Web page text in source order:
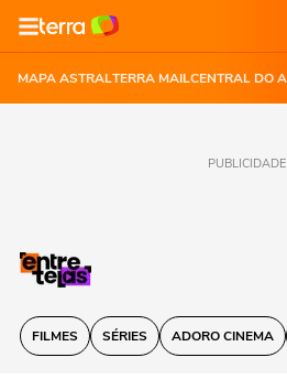
MAPA ASTRALTERRA MAILCENTRAL DO
PUBLICIDADE
FILMES SÉRIES ADORO CINEMA